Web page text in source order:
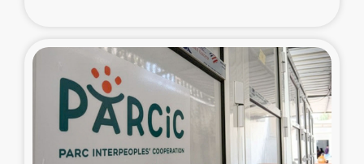
タイ国境ミャンマー移民子ども支援
漁民によるマングローブ植林活動
レバノンでのシリア難民への食糧・越冬支援